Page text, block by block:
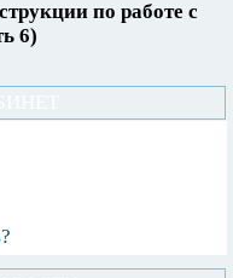
по работе с
6)